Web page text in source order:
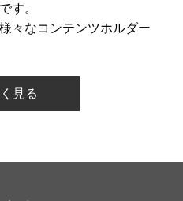
す。
々なコンテンツホルダー
見る